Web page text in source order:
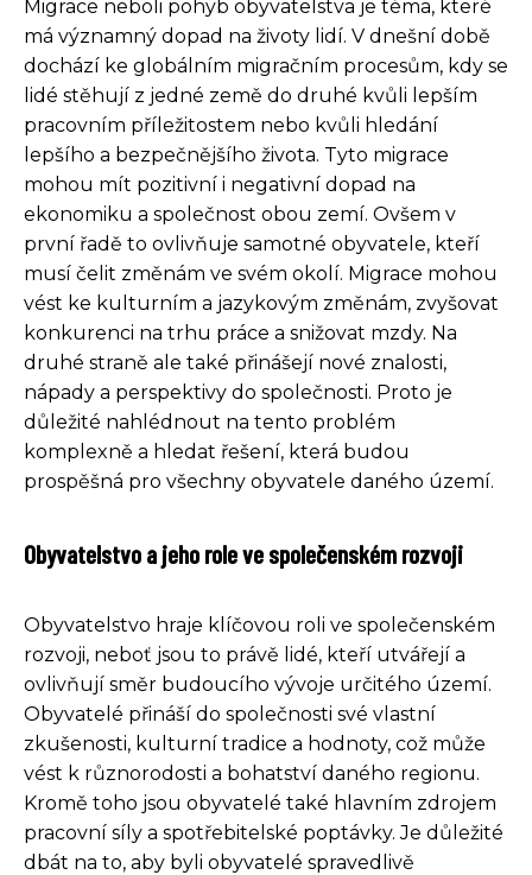
Migrace neboli pohyb obyvatelstva je téma, které
má významný dopad na životy lidí. V dnešní době
dochází ke globálním migračním procesům, kdy se
lidé stěhují z jedné země do druhé kvůli lepším
pracovním příležitostem nebo kvůli hledání
lepšího a bezpečnějšího života. Tyto migrace
mohou mít pozitivní i negativní dopad na
ekonomiku a společnost obou zemí. Ovšem v
první řadě to ovlivňuje samotné obyvatele, kteří
musí čelit změnám ve svém okolí. Migrace mohou
vést ke kulturním a jazykovým změnám, zvyšovat
konkurenci na trhu práce a snižovat mzdy. Na
druhé straně ale také přinášejí nové znalosti,
nápady a perspektivy do společnosti. Proto je
důležité nahlédnout na tento problém
komplexně a hledat řešení, která budou
prospěšná pro všechny obyvatele daného území.
Obyvatelstvo a jeho role ve společenském rozvoji
Obyvatelstvo hraje klíčovou roli ve společenském
rozvoji, neboť jsou to právě lidé, kteří utvářejí a
ovlivňují směr budoucího vývoje určitého území.
Obyvatelé přináší do společnosti své vlastní
zkušenosti, kulturní tradice a hodnoty, což může
vést k různorodosti a bohatství daného regionu.
Kromě toho jsou obyvatelé také hlavním zdrojem
pracovní síly a spotřebitelské poptávky. Je důležité
dbát na to, aby byli obyvatelé spravedlivě